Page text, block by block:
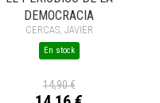
DEMOCRACIA
CERCAS, JAVIER
En stock
14,90 €